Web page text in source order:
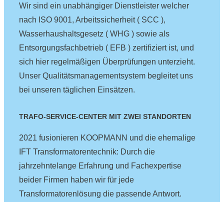
Wir sind ein unabhängiger Dienstleister welcher
nach ISO 9001, Arbeitssicherheit ( SCC ),
Wasserhaushaltsgesetz ( WHG ) sowie als
Entsorgungsfachbetrieb ( EFB ) zertifiziert ist, und
sich hier regelmäßigen Überprüfungen unterzieht.
Unser Qualitätsmanagementsystem begleitet uns
bei unseren täglichen Einsätzen.
TRAFO-SERVICE-CENTER MIT ZWEI STANDORTEN
2021 fusionieren KOOPMANN und die ehemalige
IFT Transformatorentechnik: Durch die
jahrzehntelange Erfahrung und Fachexpertise
beider Firmen haben wir für jede
Transformatorenlösung die passende Antwort.